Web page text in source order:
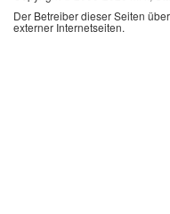
Der Betreiber dieser Seiten
externer Internetseiten.